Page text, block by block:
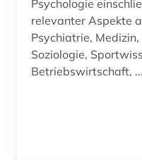
art (1)
artefakte (1)
artenreichtum (1)
Psychologie
relevanter Aspekte
Psychiatrie,
Soziologie,
Betriebswirtschaft, ...